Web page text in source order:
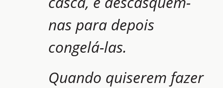
nas para depois
congelá-las.
Quando quiserem fazer